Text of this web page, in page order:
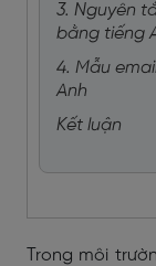
3. Nguyên
bằng tiếng
4. Mẫu
Anh
Kết luận
Trong môi